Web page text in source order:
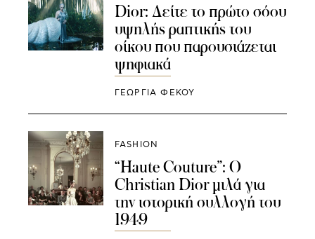
Dior: Δείτε το πρώτο σόου
υψηλής ραπτικής του
οίκου που παρουσιάζεται
ψηφιακά
ΓΕΩΡΓΙΑ ΦΕΚΟΥ
FASHION
“Haute Couture”: O
Christian Dior μιλά για
την ιστορική συλλογή του
1949